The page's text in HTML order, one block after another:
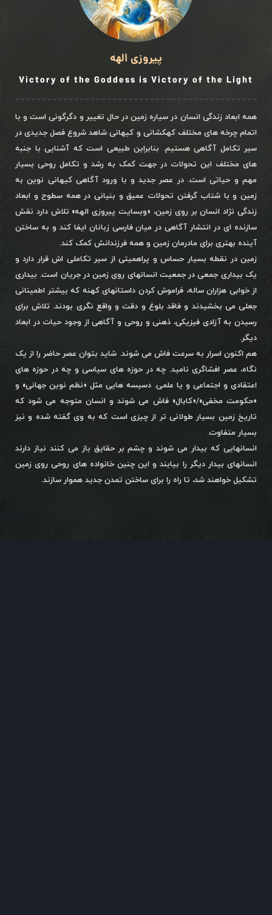
پیروزی الهه
Victory of the Goddess is Victory of the Light
همه ابعاد زندگی انسان در سیاره زمین در حال تغییر و دگرگونی است و با
اتمام چرخه های مختلف کهکشانی و کیهانی شاهد شروع فصل جدیدی در
سیر تکامل آگاهی هستیم. بنابراین طبیعی است که آشنایی با جنبه
های مختلف این تحولات در جهت کمک به رشد و تکامل روحی بسیار
مهم و حیاتی است. در عصر جدید و با ورود آگاهی کیهانی نوین به
زمین و با شتاب گرفتن تحولات عمیق و بنیانی در همه سطوح و ابعاد
زندگی نژاد انسان بر روی زمین، «وبسایت پیروزی الهه» تلاش دارد نقش
سازنده ای در انتشار آگاهی در میان فارسی زبانان ایفا کند و به ساختن
آینده بهتری برای مادرمان زمین و همه فرزندانش کمک کند.
زمین در نقطه بسیار حساس و پراهمیتی از سیر تکاملی اش قرار دارد و
یک بیداری جمعی در جمعیت انسانهای روی زمین در جریان است. بیداری
از خوابی هزاران ساله، فراموش کردن داستانهای کهنه که بیشتر اطمینانی
جعلی می بخشیدند و فاقد بلوغ و دقت و واقع نگری بودند. تلاش برای
رسیدن به آزادی فیزیکی، ذهنی و روحی و آگاهی از وجود حیات در ابعاد
دیگر.
هم اکنون اسرار به سرعت فاش می شوند. شاید بتوان عصر حاضر را از یک
نگاه، عصر افشاگری نامید. چه در حوزه های سیاسی و چه در حوزه های
اعتقادی و اجتماعی و یا علمی. دسیسه هایی مثل «نظم نوین جهانی» و
«حکومت مخفی»/«کابال» فاش می شوند و انسان متوجه می شود که
تاریخ زمین بسیار طولانی تر از چیزی است که به وی گفته شده و نیز
بسیار متفاوت.
انسانهایی که بیدار می شوند و چشم بر حقایق باز می کنند نیاز دارند
انسانهای بیدار دیگر را بیابند و این چنین خانواده های روحی روی زمین
تشکیل خواهند شد، تا راه را برای ساختن تمدن جدید هموار سازند.